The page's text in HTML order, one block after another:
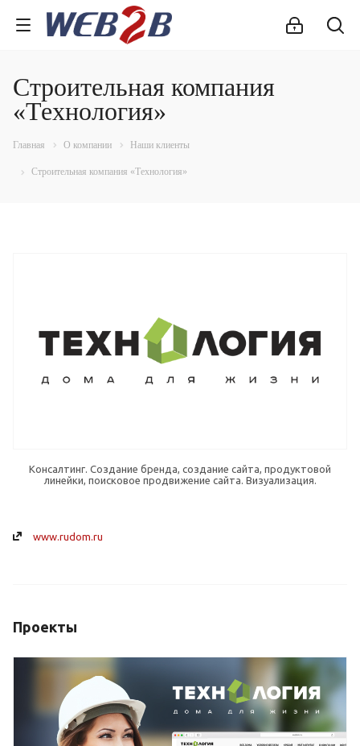
Строительная компания
«Технология»
Главная О компании Наши клиенты
Строительная компания «Технология»
Консалтинг. Создание бренда, создание сайта, продуктовой
линейки, поисковое продвижение сайта. Визуализация.
www.rudom.ru
Проекты